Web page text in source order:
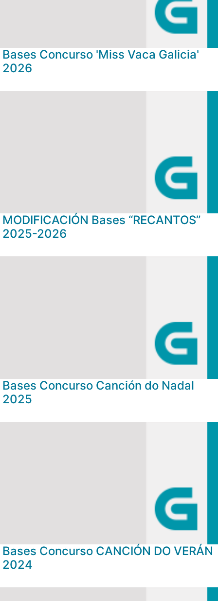
Bases Concurso 'Miss Vaca Galicia'
2026
MODIFICACIÓN Bases “RECANTOS”
2025-2026
Bases Concurso Canción do Nadal
2025
Bases Concurso CANCIÓN DO VERÁN
2024